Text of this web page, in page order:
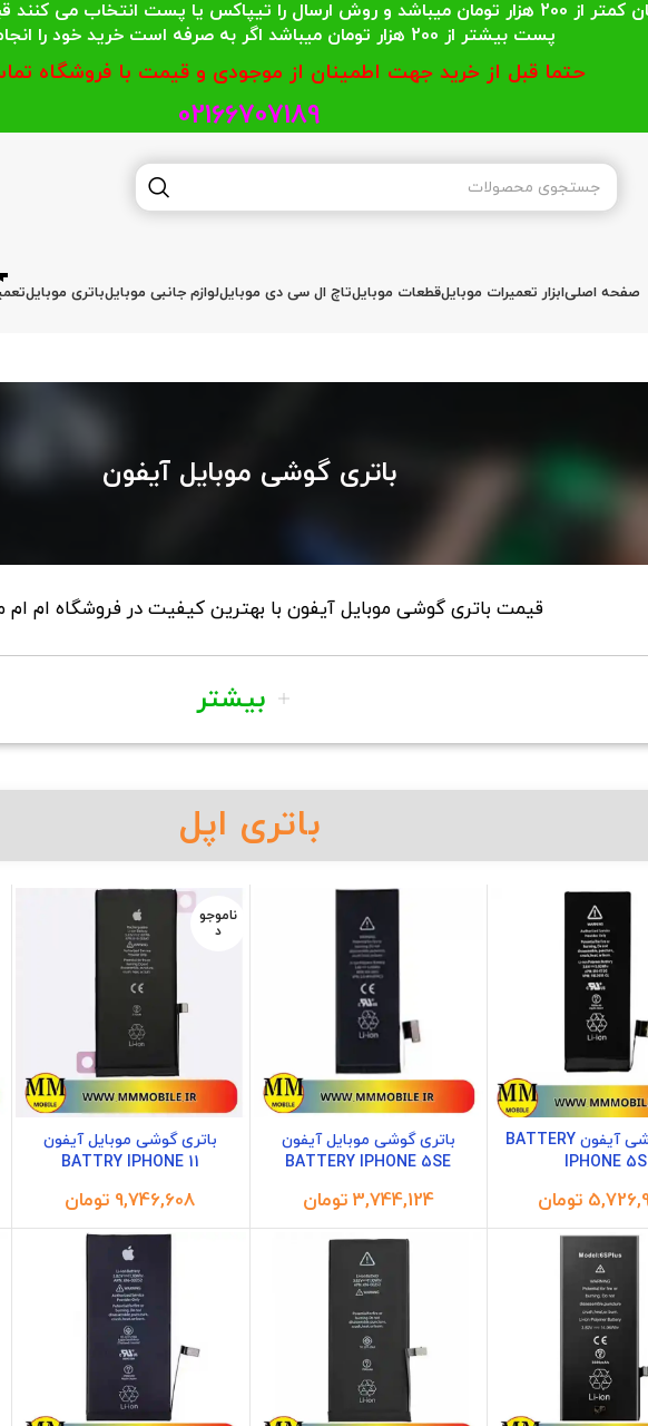
صفحه اصلیابزار تعمیرات موبایلقطعات موبایلتاچ ال سی دی موبایللوازم جانبی موبایلباتری موبایل
باتری گوشی موبایل آیفون
قیمت باتری گوشی موبایل آیفون با بهترین کیفیت در فروشگاه ام ام
بیشتر
باتری اپل
باتری گوشی آیفون BATTERY
IPHONE 5S
تومان
باتری گوشی موبایل آیفون
BATTERY IPHONE 5SE
تومان
ناموجو
د
باتری گوشی موبایل آیفون
BATTRY IPHONE 11
تومان
مشتریان محترمی که جمع خریدشان کمتر از 200 هزار تومان میباشد و روش ارسال را تیپاکس یا
پست بیشتر از 200 هزار تومان میباشد اگر به صرفه است خرید خود را انجام دهند.
حتما قبل از خرید جهت اطمینان از موجودی و قیمت با فروشگاه
02166707189